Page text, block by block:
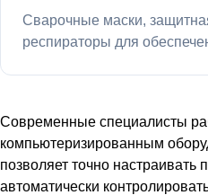
Сварочные маски,
респираторы для
Современные специалисты
компьютеризированным
позволяет точно настраивать
автоматически